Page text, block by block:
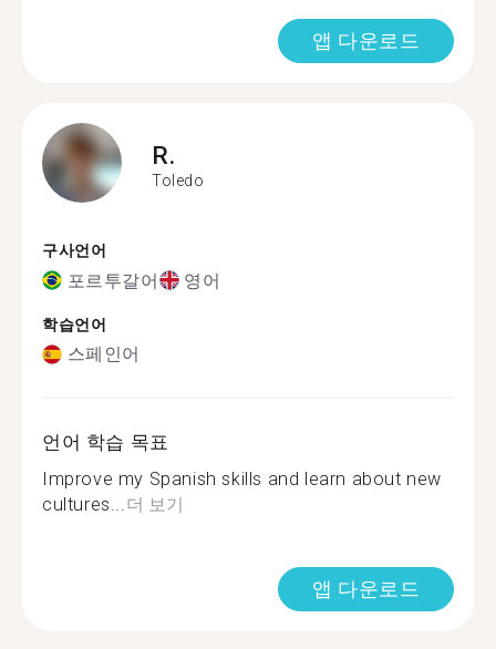
앱 다운로드
R.
Toledo
구사언어
포르투갈어 영어
학습언어
스페인어
언어 학습 목표
Improve my Spanish skills and learn about new
cultures...더 보기
앱 다운로드